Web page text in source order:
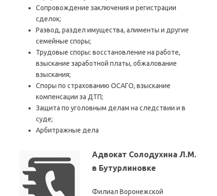
Сопровождение заключения и регистрации
сделок;
Развод, раздел имущества, алименты и другие
семейные споры;
Трудовые споры: восстановление на работе,
взыскание заработной платы, обжалование
взыскания;
Споры по страхованию ОСАГО, взыскание
компенсации за ДТП;
Защита по уголовным делам на следствии и в
суде;
Арбитражные дела
Адвокат Солодухина Л.М.
в Бутурлиновке
Филиал Воронежской